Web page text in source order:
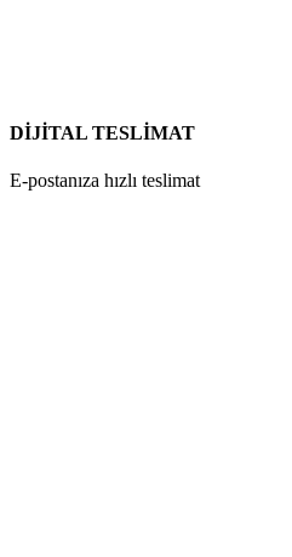
DİJİTAL TESLİMAT
E-postanıza hızlı teslimat